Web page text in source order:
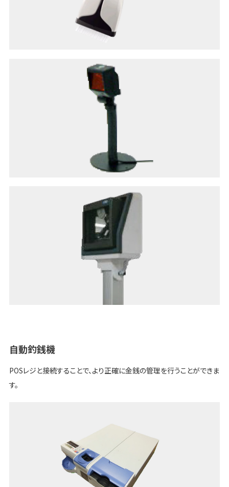
自動釣銭機
POSレジと接続することで、より正確に金銭の管理を行うことができま
す。